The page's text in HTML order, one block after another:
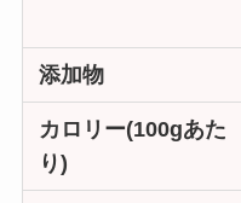
添加物
カロリー(100gあた
り)